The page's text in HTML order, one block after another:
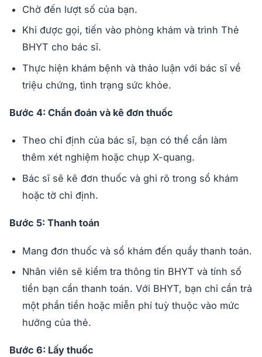
Chờ đến lượt số của bạn.
Khi được gọi, tiến vào phòng khám và trình Thẻ
BHYT cho bác sĩ.
Thực hiện khám bệnh và thảo luận với bác sĩ về
triệu chứng, tình trạng sức khỏe.
Bước 4: Chẩn đoán và kê đơn thuốc
Theo chỉ định của bác sĩ, bạn có thể cần làm
thêm xét nghiệm hoặc chụp X-quang.
Bác sĩ sẽ kê đơn thuốc và ghi rõ trong sổ khám
hoặc tờ chỉ định.
Bước 5: Thanh toán
Mang đơn thuốc và sổ khám đến quầy thanh toán.
Nhân viên sẽ kiểm tra thông tin BHYT và tính số
tiền bạn cần thanh toán. Với BHYT, bạn chỉ cần trả
một phần tiền hoặc miễn phí tuỳ thuộc vào mức
hưởng của thẻ.
Bước 6: Lấy thuốc